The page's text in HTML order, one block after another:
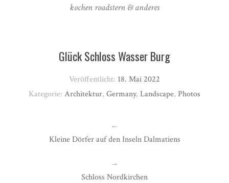
kochen roadstern & anderes
Glück Schloss Wasser Burg
Veröffentlicht: 18. Mai 2022
Kategorie: Architektur, Germany, Landscape, Photos
←
Kleine Dörfer auf den Inseln Dalmatiens
→
Schloss Nordkirchen